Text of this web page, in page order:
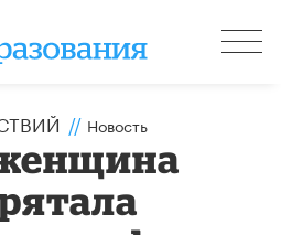
// Новость